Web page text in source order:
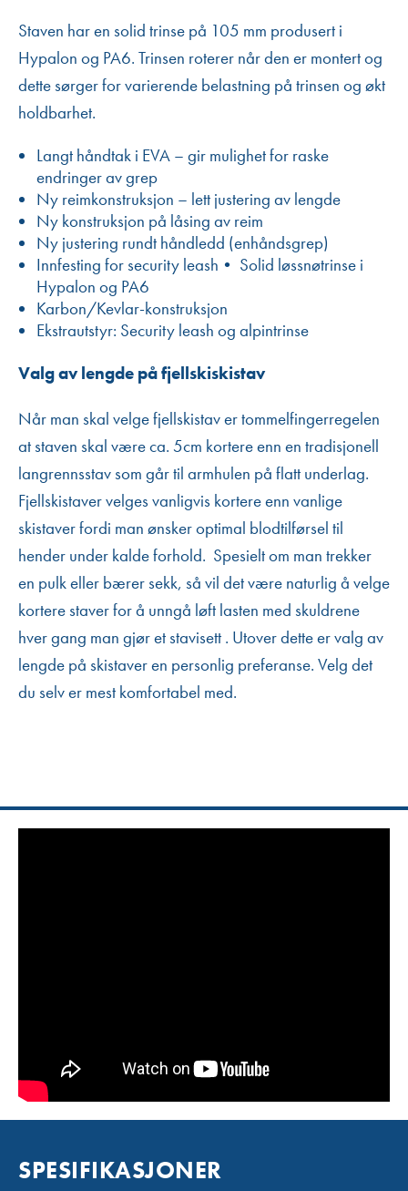
Staven har en solid trinse på 105 mm produsert i
Hypalon og PA6. Trinsen roterer når den er montert og
dette sørger for varierende belastning på trinsen og økt
holdbarhet.
Langt håndtak i EVA – gir mulighet for raske
endringer av grep
Ny reimkonstruksjon – lett justering av lengde
Ny konstruksjon på låsing av reim
Ny justering rundt håndledd (enhåndsgrep)
Innfesting for security leash• Solid løssnøtrinse i
Hypalon og PA6
Karbon/Kevlar-konstruksjon
Ekstrautstyr: Security leash og alpintrinse
Valg av lengde på fjellskiskistav
Når man skal velge fjellskistav er tommelfingerregelen
at staven skal være ca. 5cm kortere enn en tradisjonell
langrennsstav som går til armhulen på flatt underlag.
Fjellskistaver velges vanligvis kortere enn vanlige
skistaver fordi man ønsker optimal blodtilførsel til
hender under kalde forhold. Spesielt om man trekker
en pulk eller bærer sekk, så vil det være naturlig å velge
kortere staver for å unngå løft lasten med skuldrene
hver gang man gjør et stavisett . Utover dette er valg av
lengde på skistaver en personlig preferanse. Velg det
du selv er mest komfortabel med.
SPESIFIKASJONER